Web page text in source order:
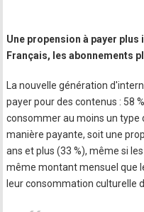
Une propension à payer
Français, les abonnements
La nouvelle génération
payer pour des contenus : 58
consommer au moins un type
manière payante, soit une
ans et plus (33 %), même si
même montant mensuel que
leur consommation culturelle